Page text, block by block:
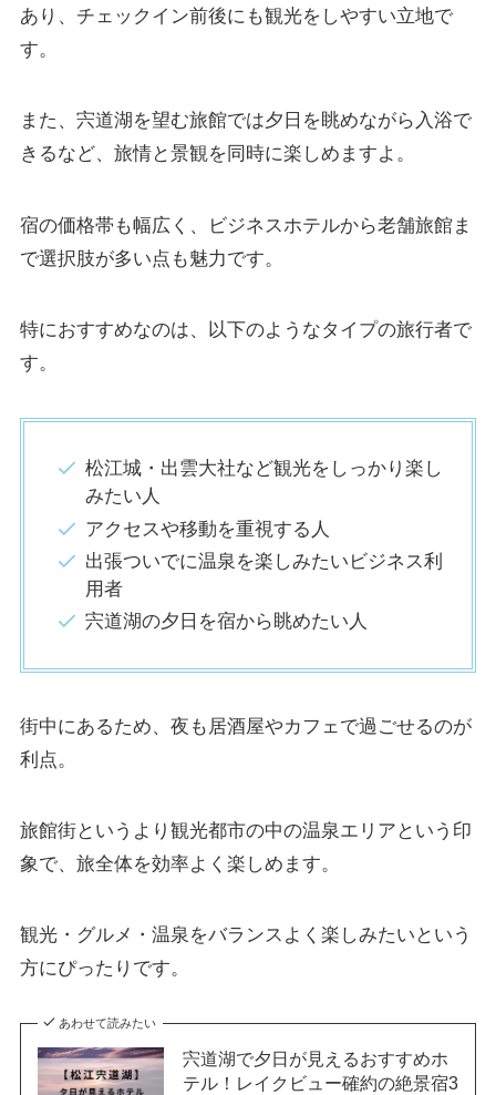
あり、チェックイン前後にも観光をしやすい立地で
す。
また、宍道湖を望む旅館では夕日を眺めながら入浴で
きるなど、旅情と景観を同時に楽しめますよ。
宿の価格帯も幅広く、ビジネスホテルから老舗旅館ま
で選択肢が多い点も魅力です。
特におすすめなのは、以下のようなタイプの旅行者で
す。
松江城・出雲大社など観光をしっかり楽し
みたい人
アクセスや移動を重視する人
出張ついでに温泉を楽しみたいビジネス利
用者
宍道湖の夕日を宿から眺めたい人
街中にあるため、夜も居酒屋やカフェで過ごせるのが
利点。
旅館街というより観光都市の中の温泉エリアという印
象で、旅全体を効率よく楽しめます。
観光・グルメ・温泉をバランスよく楽しみたいという
方にぴったりです。
あわせて読みたい
宍道湖で夕日が見えるおすすめホ
テル！レイクビュー確約の絶景宿3